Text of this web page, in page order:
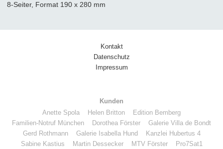
8-Seiter, Format 190 x 280 mm
Kontakt
Datenschutz
Impressum
Kunden
Anette Spola
Helen Britton
Edition Bemberg
Familien-Notruf München
Dorothea Förster
Galerie Villa de Bondt
Gerd Rothmann
Galerie Isabella Hund
Kanzlei Hubertus 4
Sabine Kastius
Martin Dessecker MTV Förster Pro7Sat1